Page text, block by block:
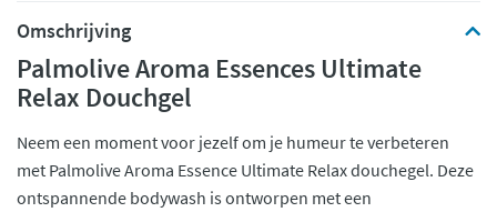
Omschrijving
Palmolive Aroma Essences Ultimate
Relax Douchgel
Neem een moment voor jezelf om je humeur te verbeteren
met Palmolive Aroma Essence Ultimate Relax douchegel. Deze
ontspannende bodywash is ontworpen met een